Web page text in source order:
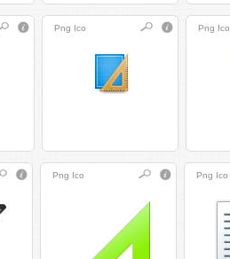
Png Ico Png Ico
Png Ico Png Ico